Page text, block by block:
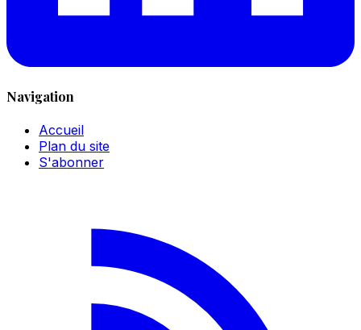
Navigation
Accueil
Plan du site
S'abonner